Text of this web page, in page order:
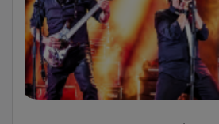
PUBLICIDAD